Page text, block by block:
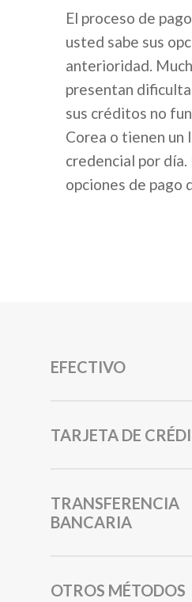
El proceso de
usted sabe sus
anterioridad.
presentan
sus créditos no
Corea o tienen un
credencial por día.
opciones de pago
EFECTIVO
TARJETA DE
TRANSFERENCIA
BANCARIA
OTROS MÉTODOS